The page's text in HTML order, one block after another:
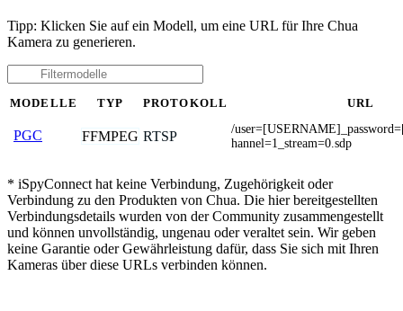
Tipp: Klicken Sie auf ein Modell, um eine URL für Ihre Chua
Kamera zu generieren.
MODELLE TYP PROTOKOLL URL
PGC FFMPEG RTSP
/
hannel=1_stream=0.sdp
* iSpyConnect hat keine Verbindung, Zugehörigkeit oder
Verbindung zu den Produkten von Chua. Die hier bereitgestellten
Verbindungsdetails wurden von der Community zusammengestellt
und können unvollständig, ungenau oder veraltet sein. Wir geben
keine Garantie oder Gewährleistung dafür, dass Sie sich mit Ihren
Kameras über diese URLs verbinden können.